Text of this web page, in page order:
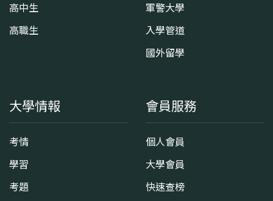
高中生
高職生
軍警大學
入學管道
國外留學
大學情報
考情
學習
考題
會員服務
個人會員
大學會員
快速查榜